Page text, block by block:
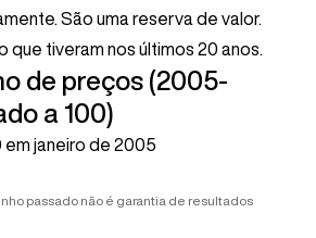
São uma reserva de valor.
que tiveram nos últimos 20 anos.
de preços (2005-
a 100)
em janeiro de 2005
passado não é garantia de resultados